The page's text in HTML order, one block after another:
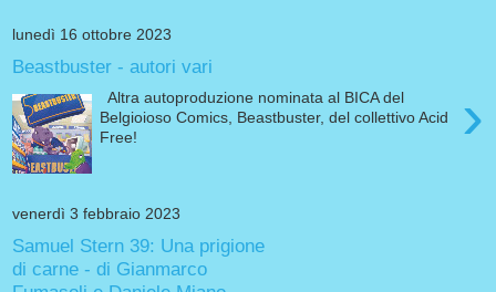
lunedì 16 ottobre 2023
Beastbuster - autori vari
›
Altra autoproduzione nominata al BICA del
Belgioioso Comics, Beastbuster, del collettivo Acid
Free!
venerdì 3 febbraio 2023
Samuel Stern 39: Una prigione
di carne - di Gianmarco